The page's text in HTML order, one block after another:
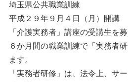
埼玉県公共職業訓練
平成２９年９月４日（月）開講
「介護実務者」講座の受講生を
６か月間の職業訓練で「実務者
ます。
「実務者研修」は、法令上、サ